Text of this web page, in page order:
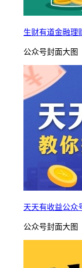
生财有道金融理
公众号封面大图
天天有收益公众
公众号封面大图